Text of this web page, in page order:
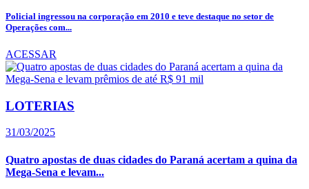
Policial ingressou na corporação em 2010 e teve destaque no setor de
Operações com...
ACESSAR
LOTERIAS
31/03/2025
Quatro apostas de duas cidades do Paraná acertam a quina da
Mega-Sena e levam...